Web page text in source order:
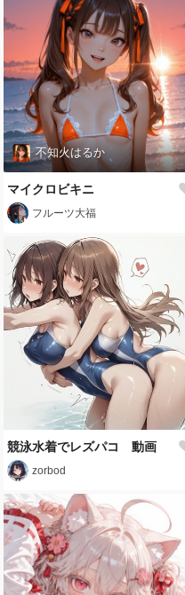
不知火はるか
マイクロビキニ
フルーツ大福
競泳水着でレズパコ 動画
zorbod